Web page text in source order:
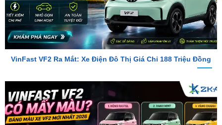
VinFast VF2 Ra Mắt: Xe Điện Đô Thị Giá Chỉ 188 Triệu Đồng